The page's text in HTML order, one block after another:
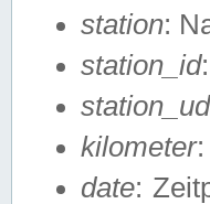
station:
station_id
station_ud
kilometer:
date: